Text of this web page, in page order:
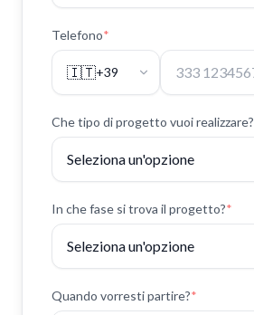
Telefono*
🇮🇹+39
Che tipo di progetto vuoi realizzare?
In che fase si trova il progetto?*
Quando vorresti partire?*